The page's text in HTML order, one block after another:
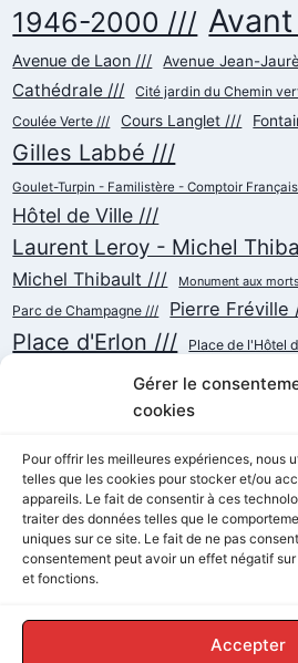
Gérer le
cookies
Pour offrir les meilleures expériences, nous
telles que les cookies pour stocker et/ou
appareils. Le fait de consentir à ces
traiter des données telles que le
uniques sur ce site. Le fait de ne pas
consentement peut avoir un effet négatif
et fonctions.
Accepter
1946-2000 ///
Avenue de Laon /// Avenue Jean-
Cathédrale /// Cité jardin du Chemin
Coulée Verte /// Cours Langlet ///
Gilles Labbé ///
Goulet-Turpin - Familistère - Comptoir
Hôtel de Ville ///
Laurent Leroy - Michel
Michel Thibault /// Monument aux
Parc de Champagne /// Pierre Fréville
Place d'Erlon /// Place de l'Hôtel
Place de la République /// Place du Cardinal
Place du Forum/des Marchés ///
Rue Buirette /// Rue Carnot /// Rue Chanzy
Rue Cérès /// Rue de l'Etape /// Rue de Mars
Rue de Vesle /// Rue Thiers ///